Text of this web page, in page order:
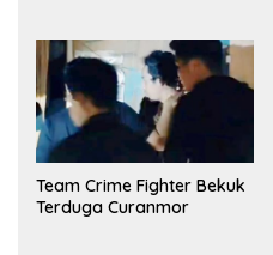
Team Crime Fighter Bekuk
Terduga Curanmor